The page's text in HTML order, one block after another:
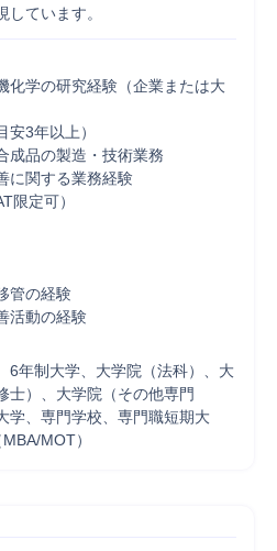
ています。
化学の研究経験（企業または大
安3年以上）
品の製造・技術業務
に関する業務経験
限定可）
管の経験
活動の経験
6年制大学、大学院（法科）、大
士）、大学院（その他専門
学、専門学校、専門職短期大
MOT）